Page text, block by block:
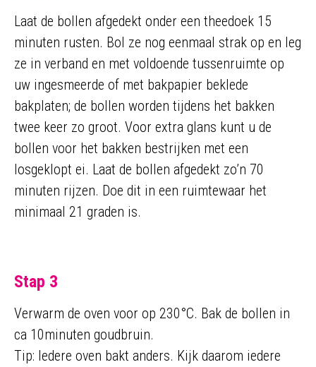
Laat de bollen afgedekt onder een theedoek 15
minuten rusten. Bol ze nog eenmaal strak op en leg
ze in verband en met voldoende tussenruimte op
uw ingesmeerde of met bakpapier beklede
bakplaten; de bollen worden tijdens het bakken
twee keer zo groot. Voor extra glans kunt u de
bollen voor het bakken bestrijken met een
losgeklopt ei. Laat de bollen afgedekt zo’n 70
minuten rijzen. Doe dit in een ruimtewaar het
minimaal 21 graden is.
Stap 3
Verwarm de oven voor op 230°C. Bak de bollen in
ca 10minuten goudbruin.
Tip: Iedere oven bakt anders. Kijk daarom iedere